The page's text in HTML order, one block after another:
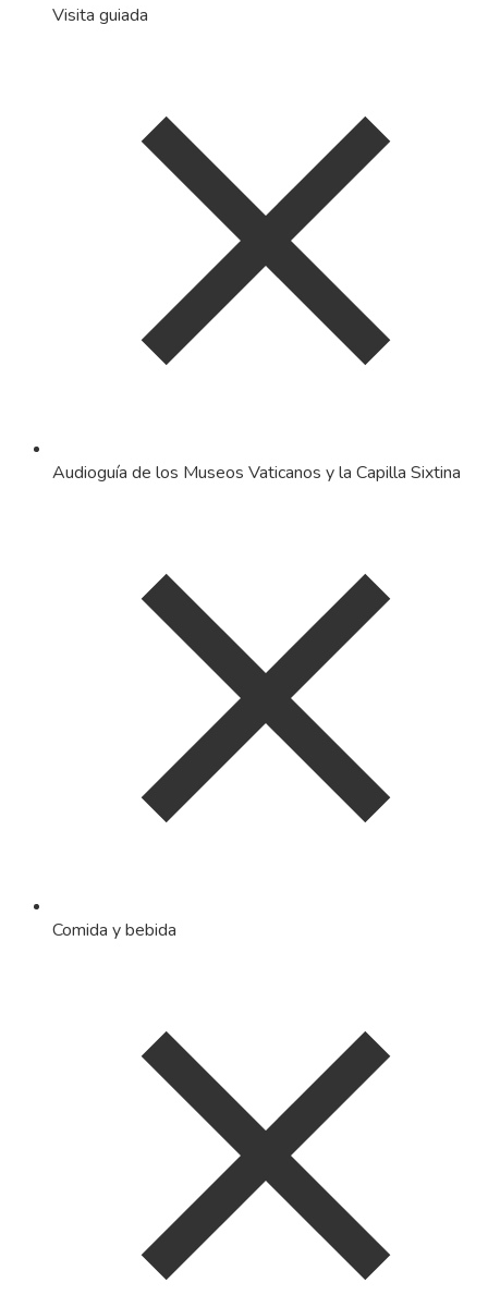
Visita guiada
Audioguía de los Museos Vaticanos y la Capilla Sixtina
Comida y bebida